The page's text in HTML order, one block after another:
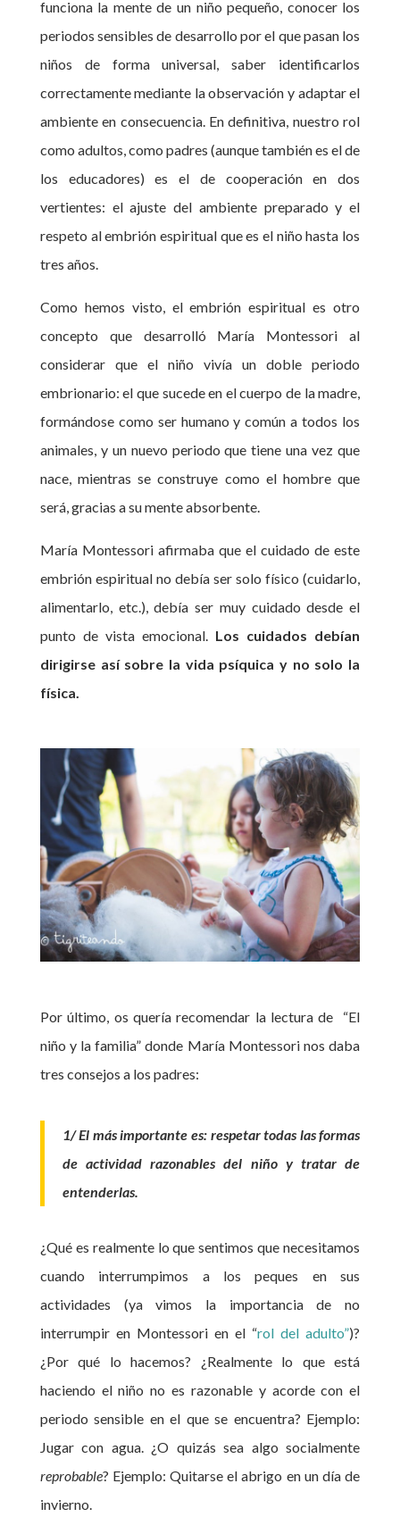
funciona la mente de un niño pequeño, conocer los
periodos sensibles de desarrollo por el que pasan los
niños de forma universal, saber identificarlos
correctamente mediante la observación y adaptar el
ambiente en consecuencia. En definitiva, nuestro rol
como adultos, como padres (aunque también es el de
los educadores) es el de cooperación en dos
vertientes: el ajuste del ambiente preparado y el
respeto al embrión espiritual que es el niño hasta los
tres años.
Como hemos visto, el embrión espiritual es otro
concepto que desarrolló María Montessori al
considerar que el niño vivía un doble periodo
embrionario: el que sucede en el cuerpo de la madre,
formándose como ser humano y común a todos los
animales, y un nuevo periodo que tiene una vez que
nace, mientras se construye como el hombre que
será, gracias a su mente absorbente.
María Montessori afirmaba que el cuidado de este
embrión espiritual no debía ser solo físico (cuidarlo,
alimentarlo, etc.), debía ser muy cuidado desde el
punto de vista emocional. Los cuidados debían
dirigirse así sobre la vida psíquica y no solo la
física.
Por último, os quería recomendar la lectura de “El
niño y la familia” donde María Montessori nos daba
tres consejos a los padres:
1/ El más importante es: respetar todas las formas
de actividad razonables del niño y tratar de
entenderlas.
¿Qué es realmente lo que sentimos que necesitamos
cuando interrumpimos a los peques en sus
actividades (ya vimos la importancia de no
interrumpir en Montessori en el “rol del adulto”)?
¿Por qué lo hacemos? ¿Realmente lo que está
haciendo el niño no es razonable y acorde con el
periodo sensible en el que se encuentra? Ejemplo:
Jugar con agua. ¿O quizás sea algo socialmente
reprobable? Ejemplo: Quitarse el abrigo en un día de
invierno.